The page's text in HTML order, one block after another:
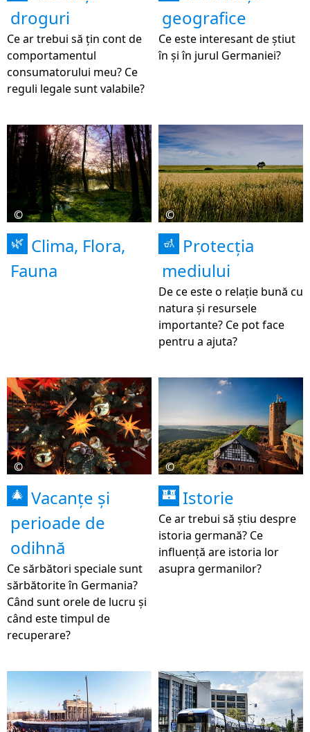
droguri
Ce ar trebui să țin cont de
comportamentul
consumatorului meu? Ce
reguli legale sunt valabile?
geografice
Ce este interesant de știut
în și în jurul Germaniei?
©
🌿 Clima, Flora,
Fauna
©
🚮
Protecția
mediului
De ce este o relație bună cu
natura și resursele
importante? Ce pot face
pentru a ajuta?
©
🎄 Vacanțe și
perioade de
odihnă
Ce sărbători speciale sunt
sărbătorite în Germania?
Când sunt orele de lucru și
când este timpul de
recuperare?
©
🏰 Istorie
Ce ar trebui să știu despre
istoria germană? Ce
influență are istoria lor
asupra germanilor?